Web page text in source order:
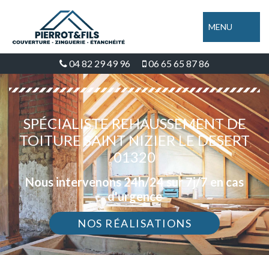
MENU
04 82 29 49 96 06 65 65 87 86
SPÉCIALISTE REHAUSSEMENT DE
TOITURE SAINT NIZIER LE DESERT
01320
Nous intervenons 24h/24 sur 7j/7 en cas
d'urgence
NOS RÉALISATIONS